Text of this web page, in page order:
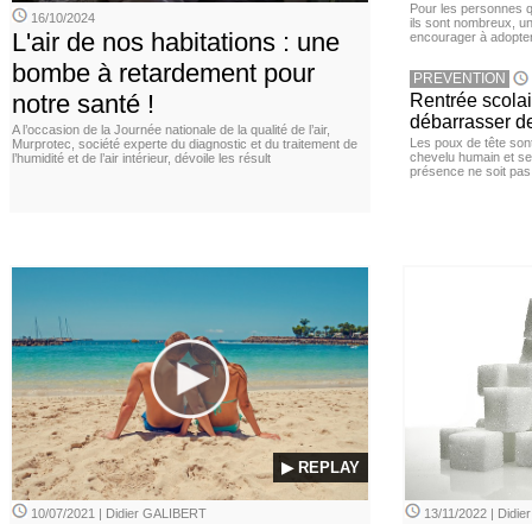
16/10/2024
L'air de nos habitations : une
bombe à retardement pour
notre santé !
A l’occasion de la Journée nationale de la qualité de l’air,
Murprotec, société experte du diagnostic et du traitement de
l’humidité et de l’air intérieur, dévoile les résult
Pour les personnes
ils sont nombreux,
encourager à
PREVENTION
Rentrée
débarrasser
Les poux de tête
chevelu humain et
présence ne soit
▶ REPLAY
10/07/2021 | Didier GALIBERT 13/11/2022 |